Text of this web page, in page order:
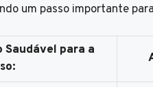
um passo importante
para a